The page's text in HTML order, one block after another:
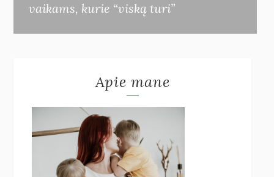
vaikams, kurie “viską turi”
Apie mane